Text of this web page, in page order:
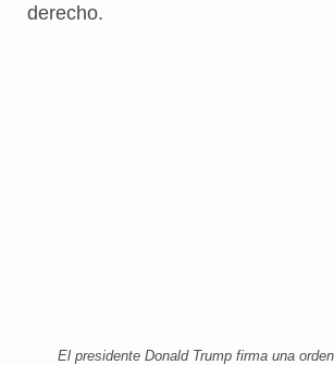
derecho.
El presidente Donald Trump firma una